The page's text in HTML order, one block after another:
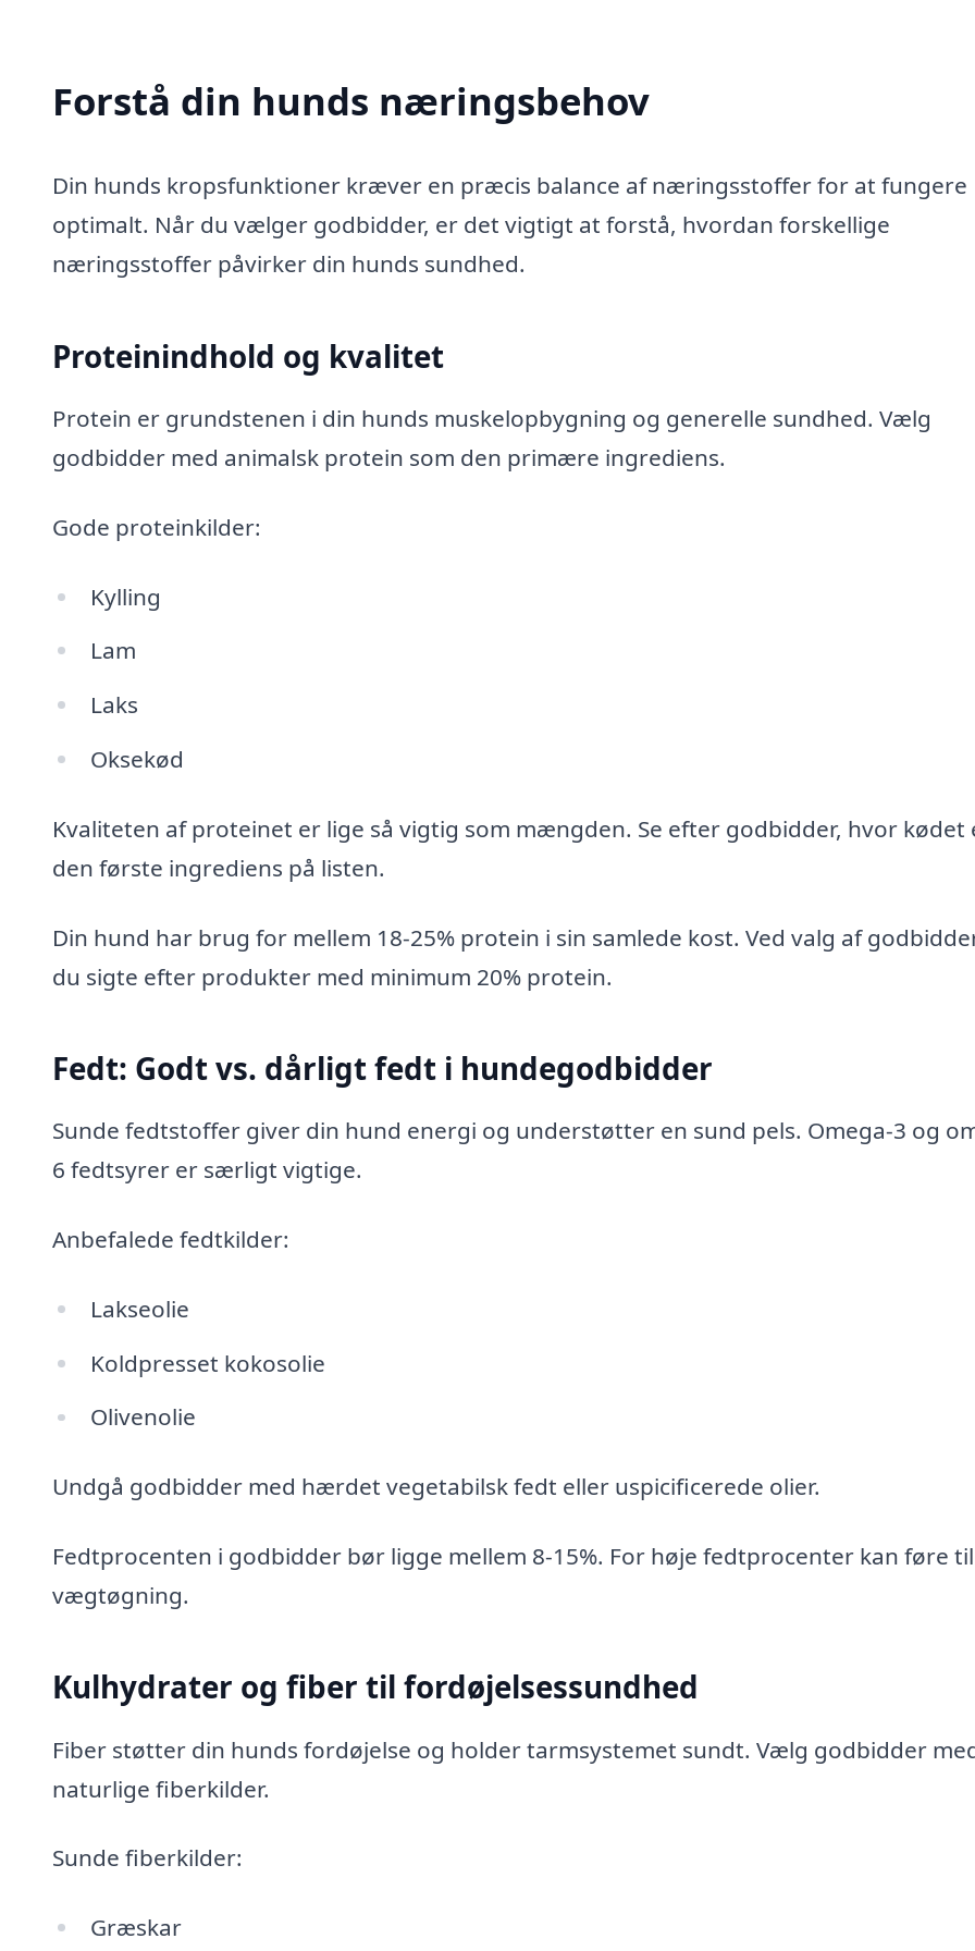
Forstå din hunds næringsbehov
Din hunds kropsfunktioner kræver en præcis balance af næringsstoffer for at fungere
optimalt. Når du vælger godbidder, er det vigtigt at forstå, hvordan forskellige
næringsstoffer påvirker din hunds sundhed.
Proteinindhold og kvalitet
Protein er grundstenen i din hunds muskelopbygning og generelle sundhed. Vælg
godbidder med animalsk protein som den primære ingrediens.
Gode proteinkilder:
Kylling
Lam
Laks
Oksekød
Kvaliteten af proteinet er lige så vigtig som mængden. Se efter godbidder, hvor kødet
den første ingrediens på listen.
Din hund har brug for mellem 18-25% protein i sin samlede kost. Ved valg af
du sigte efter produkter med minimum 20% protein.
Fedt: Godt vs. dårligt fedt i hundegodbidder
Sunde fedtstoffer giver din hund energi og understøtter en sund pels. Omega-3 og
6 fedtsyrer er særligt vigtige.
Anbefalede fedtkilder:
Lakseolie
Koldpresset kokosolie
Olivenolie
Undgå godbidder med hærdet vegetabilsk fedt eller uspicificerede olier.
Fedtprocenten i godbidder bør ligge mellem 8-15%. For høje fedtprocenter kan føre til
vægtøgning.
Kulhydrater og fiber til fordøjelsessundhed
Fiber støtter din hunds fordøjelse og holder tarmsystemet sundt. Vælg godbidder
naturlige fiberkilder.
Sunde fiberkilder:
Græskar